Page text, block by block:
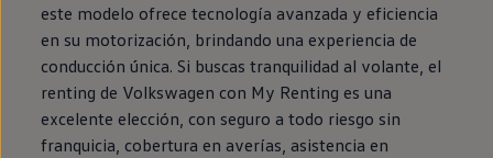
este modelo ofrece tecnología avanzada y eficiencia
en su motorización, brindando una experiencia de
conducción única. Si buscas tranquilidad al volante, el
renting de Volkswagen con My Renting es una
excelente elección, con seguro a todo riesgo sin
franquicia, cobertura en averías, asistencia en